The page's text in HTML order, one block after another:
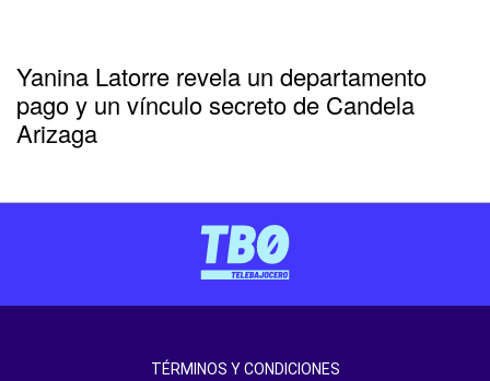
Yanina Latorre revela un departamento
pago y un vínculo secreto de Candela
Arizaga
TÉRMINOS Y CONDICIONES